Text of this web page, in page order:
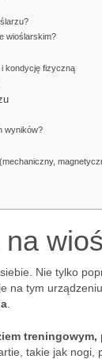
wioślarskim?
i kondycję fizyczną
wyników?
Nie tylko
na tym
takie jak